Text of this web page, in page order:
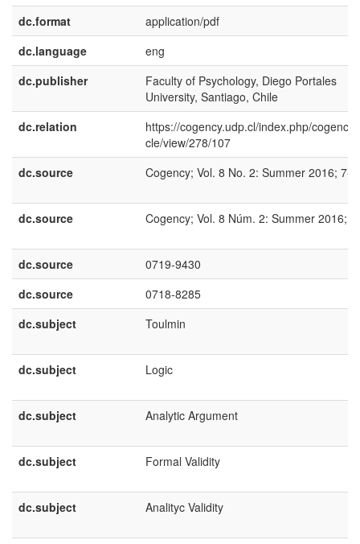
dc.format
application/pdf
dc.language
eng
dc.publisher
Faculty of Psychology, Diego Portales
University, Santiago, Chile
dc.relation
https://cogency.udp.cl/index.php/
cle/view/278/107
dc.source
Cogency; Vol. 8 No. 2: Summer 2016; 7-
dc.source Cogency; Vol. 8 Núm. 2: Summer 2016;
dc.source
0719-9430
dc.source
0718-8285
dc.subject
Toulmin
dc.subject Logic
dc.subject Analytic Argument
dc.subject Formal Validity
dc.subject Analityc Validity